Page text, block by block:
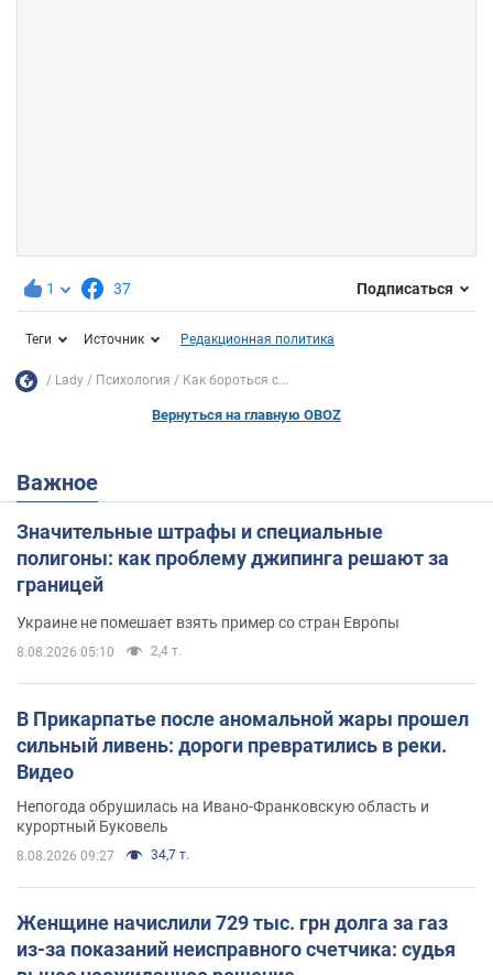
1 37 Подписаться
Теги Источник Редакционная политика
Lady Психология Как бороться с...
Вернуться на главную OBOZ
Важное
Значительные штрафы и специальные
полигоны: как проблему джипинга решают за
границей
Украине не помешает взять пример со стран Европы
8.08.2026 05:10 2,4 т.
В Прикарпатье после аномальной жары прошел
сильный ливень: дороги превратились в реки.
Видео
Непогода обрушилась на Ивано-Франковскую область и
курортный Буковель
8.08.2026 09:27 34,7 т.
Женщине начислили 729 тыс. грн долга за газ
из-за показаний неисправного счетчика: судья